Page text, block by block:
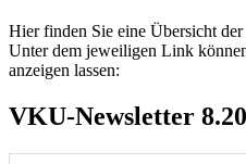
Hier finden Sie eine Übersicht
Unter dem jeweiligen Link
anzeigen lassen:
VKU-Newsletter